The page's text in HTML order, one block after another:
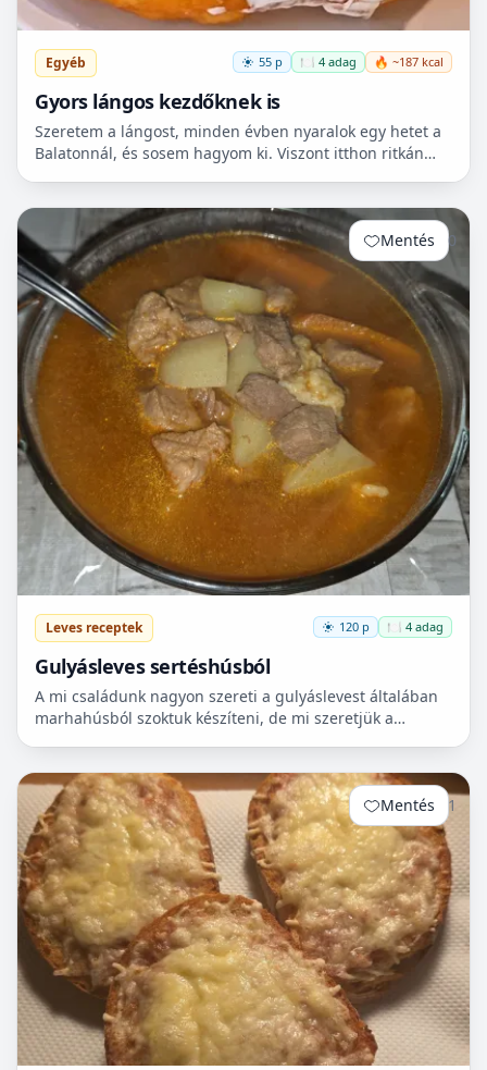
Egyéb 55 p 🍽️ 4 adag 🔥 ~187 kcal
Gyors lángos kezdőknek is
Szeretem a lángost, minden évben nyaralok egy hetet a
Balatonnál, és sosem hagyom ki. Viszont itthon ritkán
Mentés 0
Leves receptek 120 p 🍽️ 4 adag
Gulyásleves sertéshúsból
A mi családunk nagyon szereti a gulyáslevest általában
marhahúsból szoktuk készíteni, de mi szeretjük a
Mentés 1